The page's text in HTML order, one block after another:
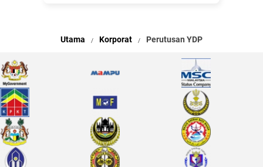
Utama Korporat Perutusan YDP